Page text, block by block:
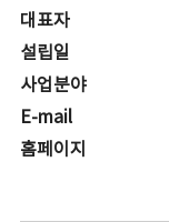
대표자
설립일
사업분야
E-mail
홈페이지